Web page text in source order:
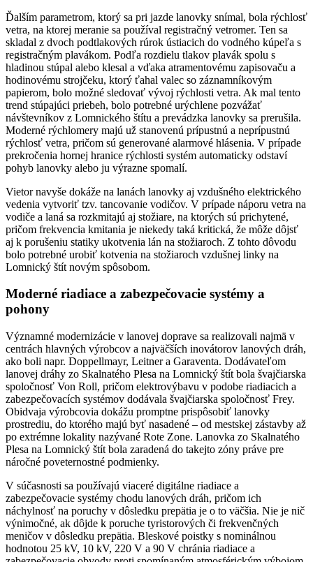
Ďalším parametrom, ktorý sa pri jazde lanovky snímal, bola rýchlosť
vetra, na ktorej meranie sa používal registračný vetromer. Ten sa
skladal z dvoch podtlakových rúrok ústiacich do vodného kúpeľa s
registračným plavákom. Podľa rozdielu tlakov plavák spolu s
hladinou stúpal alebo klesal a vďaka atramentovému zapisovaču a
hodinovému strojčeku, ktorý ťahal valec so záznamníkovým
papierom, bolo možné sledovať vývoj rýchlosti vetra. Ak mal tento
trend stúpajúci priebeh, bolo potrebné urýchlene pozvážať
návštevníkov z Lomnického štítu a prevádzka lanovky sa prerušila.
Moderné rýchlomery majú už stanovenú prípustnú a neprípustnú
rýchlosť vetra, pričom sú generované alarmové hlásenia. V prípade
prekročenia hornej hranice rýchlosti systém automaticky odstaví
pohyb lanovky alebo ju výrazne spomalí.
Vietor navyše dokáže na lanách lanovky aj vzdušného elektrického
vedenia vytvoriť tzv. tancovanie vodičov. V prípade náporu vetra na
vodiče a laná sa rozkmitajú aj stožiare, na ktorých sú prichytené,
pričom frekvencia kmitania je niekedy taká kritická, že môže dôjsť
aj k porušeniu statiky ukotvenia lán na stožiaroch. Z tohto dôvodu
bolo potrebné urobiť kotvenia na stožiaroch vzdušnej linky na
Lomnický štít novým spôsobom.
Moderné riadiace a zabezpečovacie systémy a
pohony
Významné modernizácie v lanovej doprave sa realizovali najmä v
centrách hlavných výrobcov a najväčších inovátorov lanových dráh,
ako boli napr. Doppellmayr, Leitner a Garaventa. Dodávateľom
lanovej dráhy zo Skalnatého Plesa na Lomnický štít bola švajčiarska
spoločnosť Von Roll, pričom elektrovýbavu v podobe riadiacich a
zabezpečovacích systémov dodávala švajčiarska spoločnosť Frey.
Obidvaja výrobcovia dokážu promptne prispôsobiť lanovky
prostrediu, do ktorého majú byť nasadené – od mestskej zástavby až
po extrémne lokality nazývané Rote Zone. Lanovka zo Skalnatého
Plesa na Lomnický štít bola zaradená do takejto zóny práve pre
náročné poveternostné podmienky.
V súčasnosti sa používajú viaceré digitálne riadiace a
zabezpečovacie systémy chodu lanových dráh, pričom ich
náchylnosť na poruchy v dôsledku prepätia je o to väčšia. Nie je nič
výnimočné, ak dôjde k poruche tyristorových či frekvenčných
meničov v dôsledku prepätia. Bleskové poistky s nominálnou
hodnotou 25 kV, 10 kV, 220 V a 90 V chránia riadiace a